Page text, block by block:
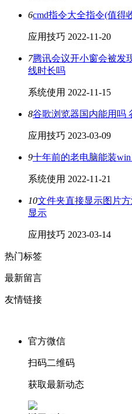
6cmd指令大全指令(值得
应用技巧 2022-11-20
7腾讯会议开小窗会被发
线时长吗
系统使用 2022-11-15
8谷歌浏览器国内能用吗
应用技巧 2023-03-09
9十年前的老电脑能装
系统使用 2022-11-21
10文件夹直接显示图片
显示
应用技巧 2023-03-14
热门标签
最新留言
友情链接
官方微信
扫码二维码
获取最新动态